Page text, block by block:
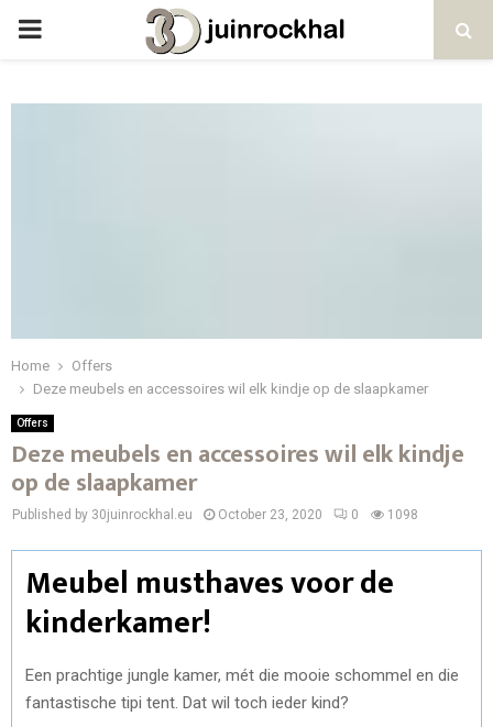
PRIMARY
Home
Offers
Deze meubels en accessoires wil elk kindje op de slaapkamer
Offers
Deze meubels en accessoires wil elk kindje
op de slaapkamer
Published by 30juinrockhal.eu October 23, 2020 0 1098
Meubel musthaves voor de
kinderkamer!
Een prachtige jungle kamer, mét die mooie schommel en die
fantastische tipi tent. Dat wil toch ieder kind?